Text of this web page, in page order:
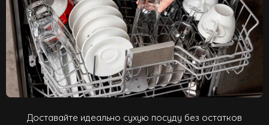
Доставайте идеально сухую посуду без остатков